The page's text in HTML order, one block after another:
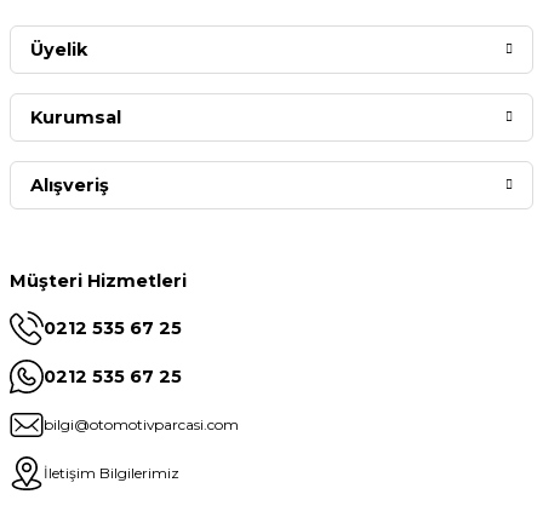
Müşteri Hizmetleri
0212 535 67 25
0212 535 67 25
bilgi@otomotivparcasi.com
İletişim Bilgilerimiz
Üyelik
Kurumsal
Alışveriş